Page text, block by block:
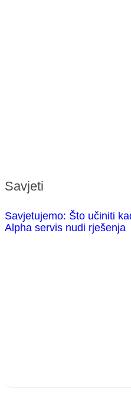
Savjeti
Savjetujemo: Što učiniti
Alpha servis nudi rješenja